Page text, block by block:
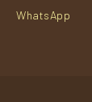
WhatsApp